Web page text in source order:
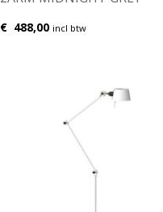
€ 488,00 incl btw